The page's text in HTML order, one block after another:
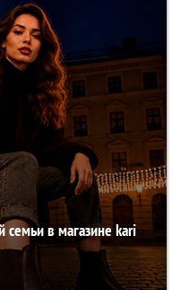
в магазине kari